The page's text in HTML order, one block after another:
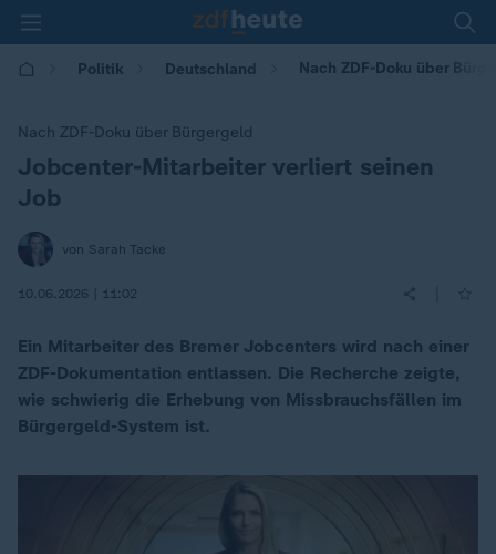
Politik Deutschland Nach ZDF-Doku über
Nach ZDF-Doku über Bürgergeld
:
Jobcenter-Mitarbeiter verliert seinen
Job
von Sarah Tacke
10.06.2026 | 11:02
Ein Mitarbeiter des Bremer Jobcenters wird nach einer
ZDF-Dokumentation entlassen. Die Recherche zeigte,
wie schwierig die Erhebung von Missbrauchsfällen im
Bürgergeld-System ist.